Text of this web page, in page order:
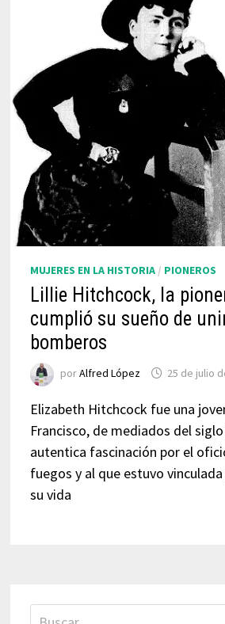
MUJERES EN LA HISTORIA/ PIONEROS
Lillie Hitchcock, la
cumplió su sueño de
bomberos
porAlfred López 25 de julio
Elizabeth Hitchcock fue una
Francisco, de mediados del
autentica fascinación por el
fuegos y al que estuvo
su vida
Buscar: